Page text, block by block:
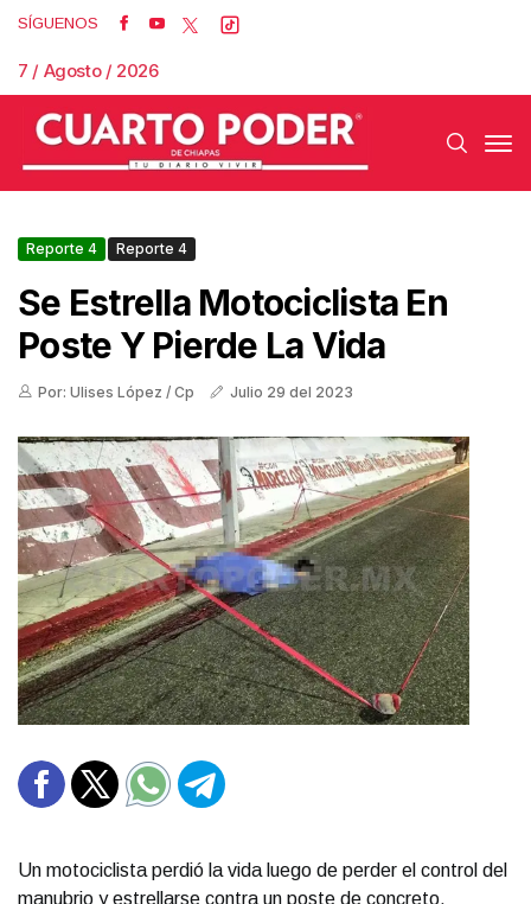
SÍGUENOS
7 / Agosto / 2026
Reporte 4 Reporte 4
Se Estrella Motociclista En
Poste Y Pierde La Vida
Por: Ulises López / Cp Julio 29 del 2023
Un motociclista perdió la vida luego de perder el control del
manubrio y estrellarse contra un poste de concreto,